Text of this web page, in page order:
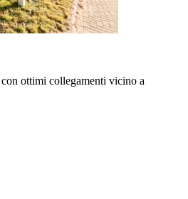
ottimi collegamenti vicino a